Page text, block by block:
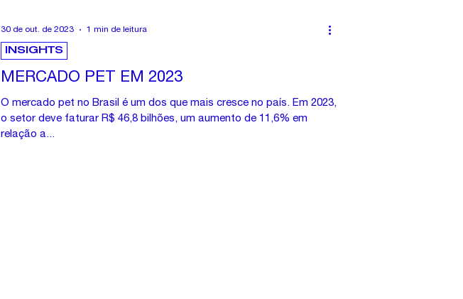
MERCADO PET EM 2023
O mercado pet no Brasil é um dos que mais cresce no país. Em 2023,
o setor deve faturar R$ 46,8 bilhões, um aumento de 11,6% em
relação a...
INSIGHTS
30 de out. de 2023 1 min de leitura